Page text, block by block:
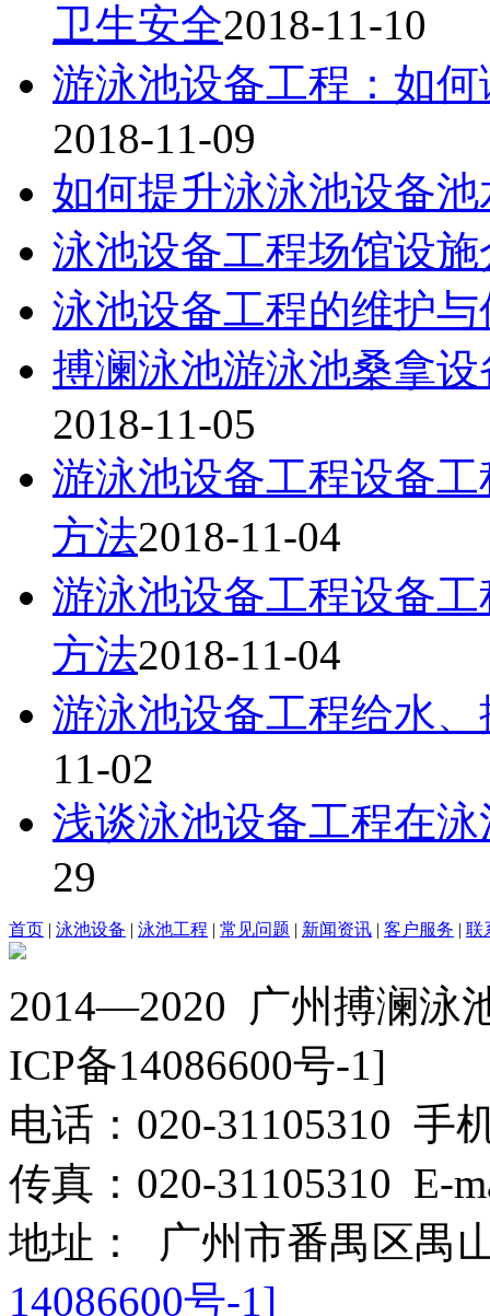
卫生安全2018-11-10
游泳池设备工程：如
2018-11-09
如何提升泳泳池设备
泳池设备工程场馆设施
泳池设备工程的维护与
搏澜泳池游泳池桑拿
2018-11-05
游泳池设备工程设备
方法2018-11-04
游泳池设备工程设备
方法2018-11-04
游泳池设备工程给水
11-02
浅谈泳池设备工程在
29
首页 | 泳池设备 | 泳池工程 | 常见问题 | 新闻资讯 | 客户服务 | 联
2014—2020 广州搏澜泳
ICP备14086600号-1]
电话：020-31105310 手
传真：020-31105310 E-
地址： 广州市番禺区禺
14086600号-1]